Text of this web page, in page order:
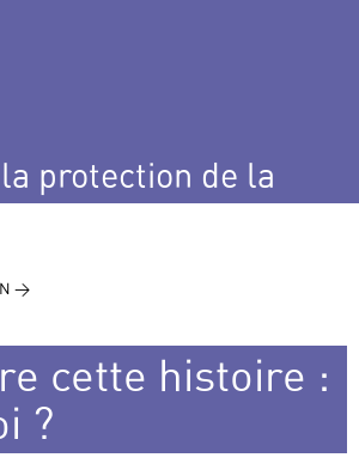
protection de la
>
cette histoire :
?